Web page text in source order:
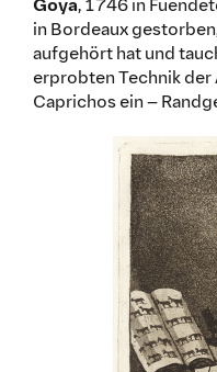
Goya, 1746 in
in Bordeaux
aufgehört hat und
erprobten Technik
Caprichos ein –